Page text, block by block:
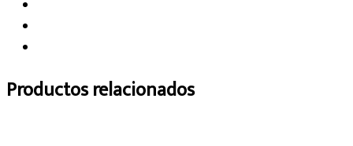
Productos relacionados